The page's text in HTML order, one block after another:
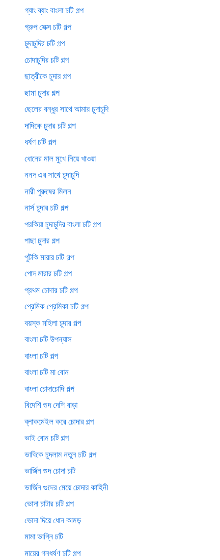
গ্যাং ব্যাং বাংলা চটি গল্প
গ্রুপ সেক্স চটি গল্প
চুদাচুদির চটি গল্প
চোদাচুদির চটি গল্প
ছাত্রীকে চুদার গল্প
ছামা চুদার গল্প
ছেলের বন্ধুর সাথে আমার চুদাচুদি
দাদিকে চুদার চটি গল্প
ধর্ষণ চটি গল্প
ধোনের মাল মুখে নিয়ে খাওয়া
ননদ এর সাথে চুদাচুদি
নারী পুরুষের মিলন
নার্স চুদার চটি গল্প
পরকিয়া চুদাচুদির বাংলা চটি গল্প
পাছা চুদার গল্প
পুটকি মারার চটি গল্প
পোদ মারার চটি গল্প
প্রথম চোদার চটি গল্প
প্রেমিক প্রেমিকা চটি গল্প
বয়স্ক মহিলা চুদার গল্প
বাংলা চটি উপন্যাস
বাংলা চটি গল্প
বাংলা চটি মা বোন
বাংলা চোদাচোদি গল্প
বিদেশি গুদ দেশি বাড়া
ব্লাকমেইল করে চোদার গল্প
ভাই বোন চটি গল্প
ভাবিকে চুদলাম নতুন চটি গল্প
ভার্জিন গুদ চোদা চটি
ভার্জিন গুদের মেয়ে চোদার কাহিনী
ভোদা চাটার চটি গল্প
ভোদা দিয়ে ধোন কামড়
মামা ভাগ্নি চটি
মায়ের গনধর্ষণ চটি গল্প